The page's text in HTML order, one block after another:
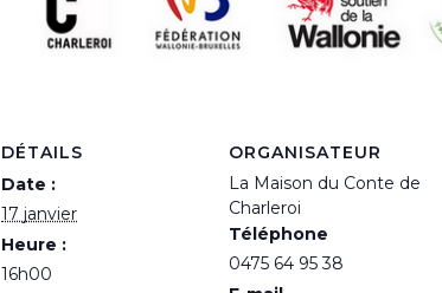
DÉTAILS
Date :
17 janvier
Heure :
16h00
ORGANISATEUR
La Maison du Conte de
Charleroi
Téléphone
0475 64 95 38